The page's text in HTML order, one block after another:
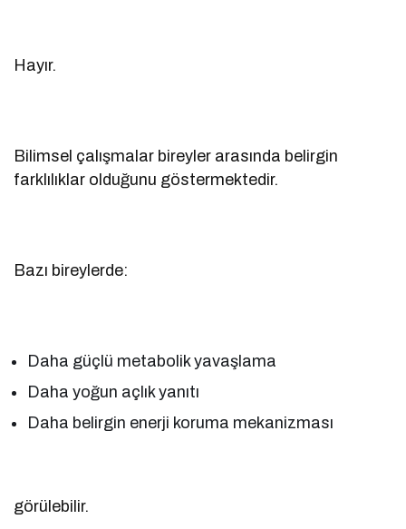
Hayır.
Bilimsel çalışmalar bireyler arasında belirgin
farklılıklar olduğunu göstermektedir.
Bazı bireylerde:
Daha güçlü metabolik yavaşlama
Daha yoğun açlık yanıtı
Daha belirgin enerji koruma mekanizması
görülebilir.